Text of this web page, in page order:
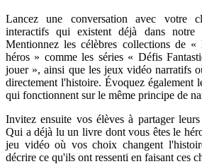
Lancez une conversation avec votre
interactifs qui existent déjà dans notre
Mentionnez les célèbres collections de
héros » comme les séries « Défis
jouer », ainsi que les jeux vidéo narratifs
directement l'histoire. Évoquez également
qui fonctionnent sur le même principe de
Invitez ensuite vos élèves à partager
Qui a déjà lu un livre dont vous êtes le
jeu vidéo où vos choix changent
décrire ce qu'ils ont ressenti en faisant ces